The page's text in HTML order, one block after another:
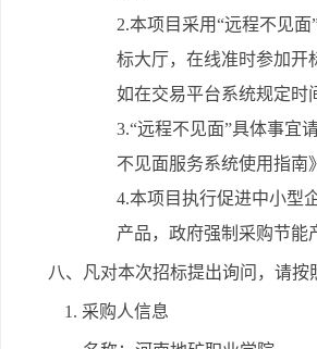
2.本项目采用“远程不见
标大厅，在线准时参加开
如在交易平台系统规定时
3.“远程不见面”具体事宜
不见面服务系统使用指南
4.本项目执行促进中小型
产品，政府强制采购节能
八、凡对本次招标提出询问，请按
1. 采购人信息